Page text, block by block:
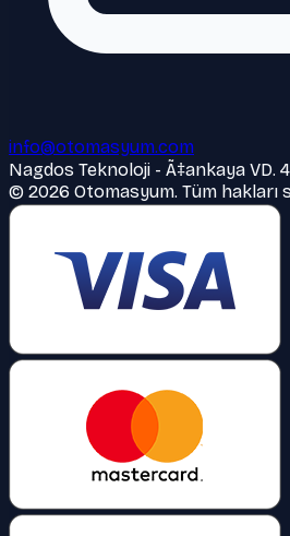
info@otomasyum.com
Nagdos Teknoloji - Ã‡ankaya VD.
© 2026 Otomasyum. Tüm hakları